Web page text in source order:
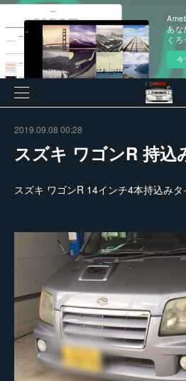
あな
くろ
今
2019.09.08 00:28
スズキ ワゴンR 持込
スズキ ワゴンR 14インチ4本持込みタ